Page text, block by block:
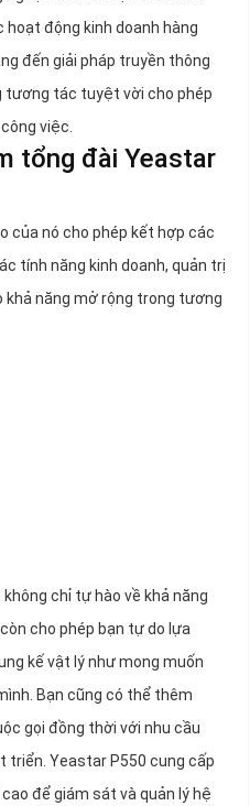
hoạt động kinh doanh hàng
đến giải pháp truyền thông
tương tác tuyệt vời cho phép
việc.
tổng đài Yeastar
của nó cho phép kết hợp các
tính năng kinh doanh, quản trị
khả năng mở rộng trong tương
chỉ tự hào về khả năng
cho phép bạn tự do lựa
kế vật lý như mong muốn
Bạn cũng có thể thêm
gọi đồng thời với nhu cầu
triển. Yeastar P550 cung cấp
để giám sát và quản lý hệ